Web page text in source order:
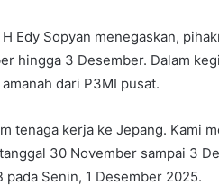
H Edy Sopyan menegaskan,
hingga 3 Desember. Dalam
dari P3MI pusat.
tenaga kerja ke Jepang. Kami
30 November sampai 3
Senin, 1 Desember 2025.